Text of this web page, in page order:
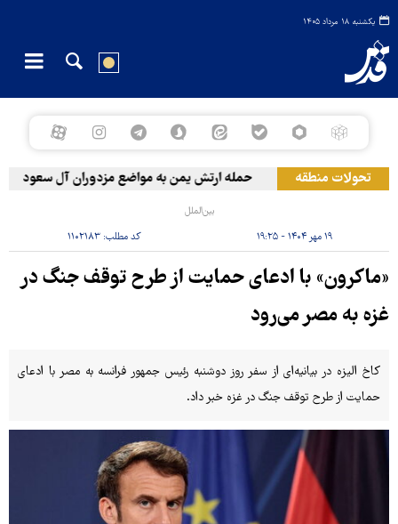
یکشنبه ۱۸ مرداد ۱۴۰۵
تحولات منطقه حمله ارتش یمن به مواضع مزدوران آل سعود
بین‌الملل
۱۹ مهر ۱۴۰۴ - ۱۹:۲۵ کد مطلب:۱۱۰۲۱۸۳
«ماکرون» با ادعای حمایت از طرح توقف جنگ در
غزه به مصر می‌رود
کاخ الیزه در بیانیه‌ای از سفر روز دوشنبه رئیس جمهور فرانسه به مصر با ادعای
حمایت از طرح توقف جنگ در غزه خبر داد.